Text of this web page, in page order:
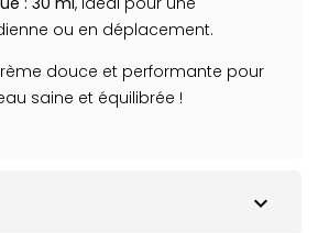
ou en déplacement.
douce et performante pour
saine et équilibrée !
expand_more